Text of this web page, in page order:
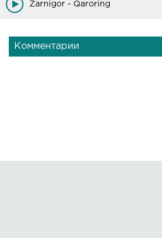
Zarnigor - Qaroring
Комментарии